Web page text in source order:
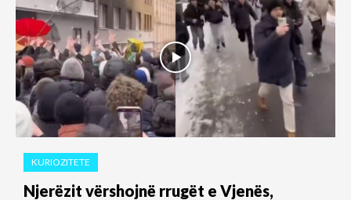
KURIOZITETE
Njerëzit vërshojnë rrugët e Vjenës,